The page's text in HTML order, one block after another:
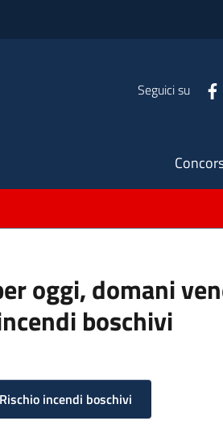
Seguici su
oggi, domani
boschivi
Rischio incendi boschivi